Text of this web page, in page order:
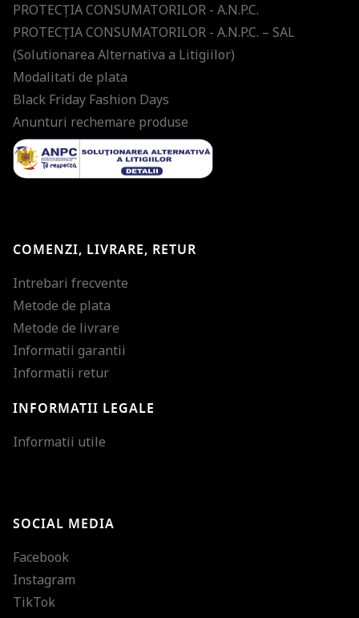
PROTECŢIA CONSUMATORILOR - A.N.P.C.
PROTECŢIA CONSUMATORILOR - A.N.P.C. – SAL
(Solutionarea Alternativa a Litigiilor)
Modalitati de plata
Black Friday Fashion Days
Anunturi rechemare produse
COMENZI, LIVRARE, RETUR
Intrebari frecvente
Metode de plata
Metode de livrare
Informatii garantii
Informatii retur
INFORMATII LEGALE
Informatii utile
SOCIAL MEDIA
Facebook
Instagram
TikTok